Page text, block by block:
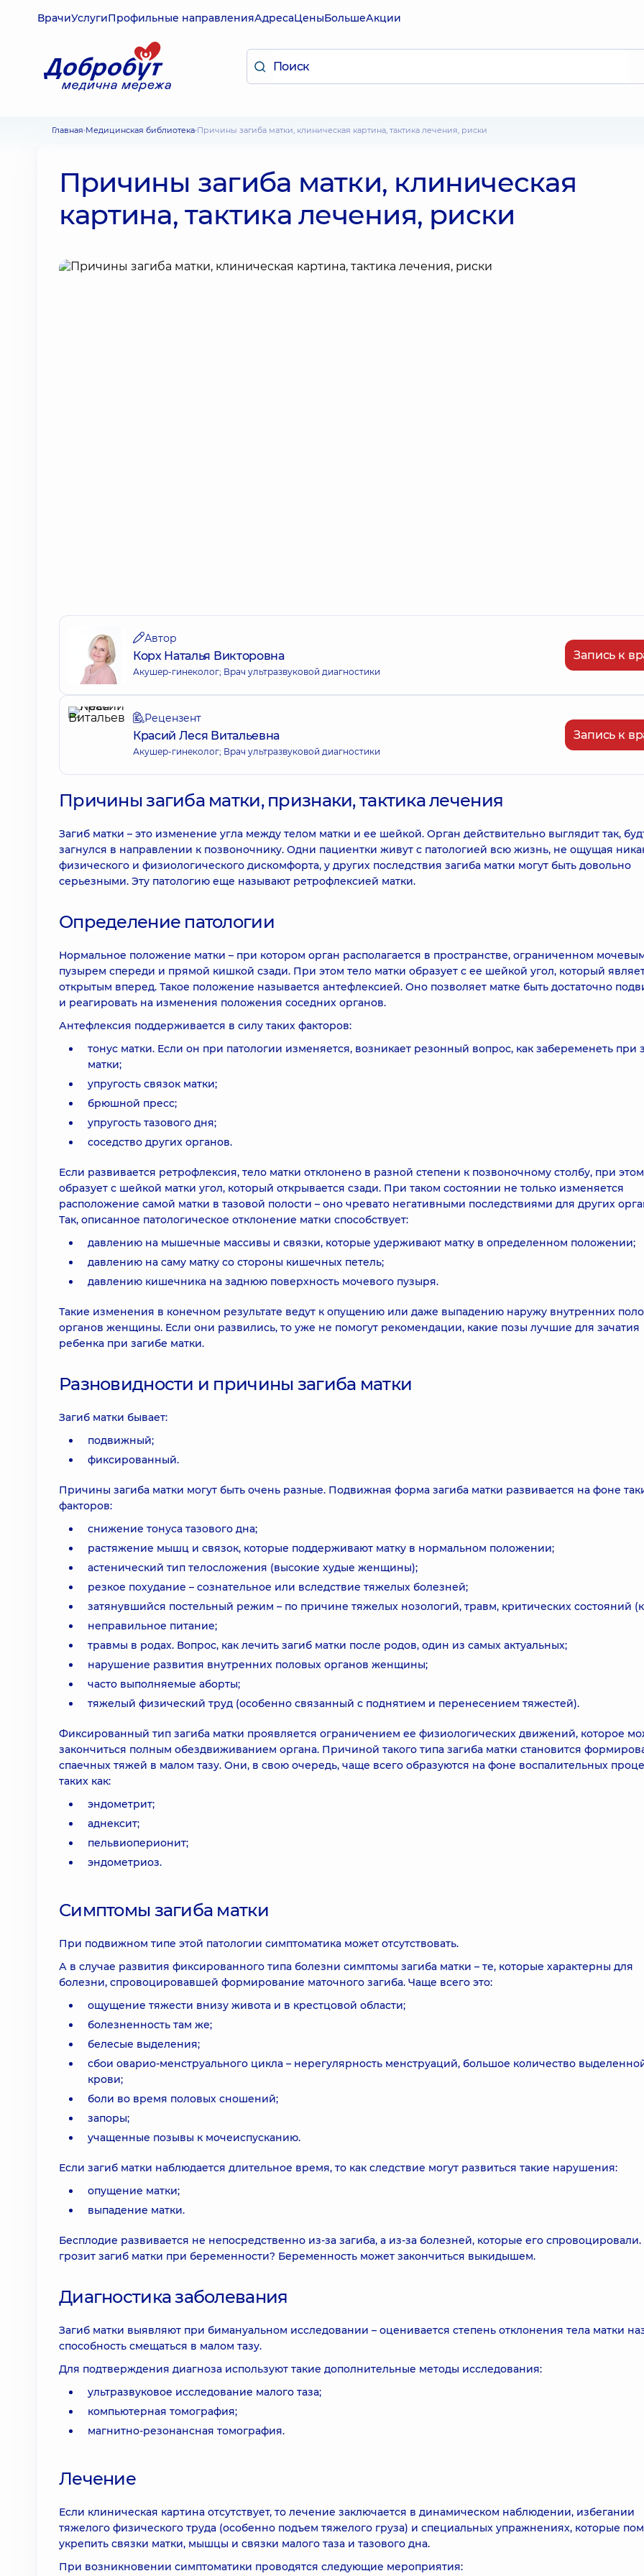
ВрачиУслугиПрофильные направленияАдресаЦеныБольшеАкции
Главная Медицинская библиотека Причины загиба матки, клиническая картина, тактика лечения, риски
Причины загиба матки, клиническая
картина, тактика лечения, риски
Автор
Корх Наталья Викторовна
Акушер-гинеколог; Врач ультразвуковой диагностики
Запись к
Рецензент
Красий Леся Витальевна
Акушер-гинеколог; Врач ультразвуковой диагностики
Запись к
Причины загиба матки, признаки, тактика лечения
Загиб матки – это изменение угла между телом матки и ее шейкой. Орган действительно выглядит так,
загнулся в направлении к позвоночнику. Одни пациентки живут с патологией всю жизнь, не ощущая
физического и физиологического дискомфорта, у других последствия загиба матки могут быть довольно
серьезными. Эту патологию еще называют ретрофлексией матки.
Определение патологии
Нормальное положение матки – при котором орган располагается в пространстве, ограниченном
пузырем спереди и прямой кишкой сзади. При этом тело матки образует с ее шейкой угол, который
открытым вперед. Такое положение называется антефлексией. Оно позволяет матке быть достаточно
и реагировать на изменения положения соседних органов.
Антефлексия поддерживается в силу таких факторов:
тонус матки. Если он при патологии изменяется, возникает резонный вопрос, как забеременеть при
матки;
упругость связок матки;
брюшной пресс;
упругость тазового дня;
соседство других органов.
Если развивается ретрофлексия, тело матки отклонено в разной степени к позвоночному столбу, при
образует с шейкой матки угол, который открывается сзади. При таком состоянии не только изменяется
расположение самой матки в тазовой полости – оно чревато негативными последствиями для других
Так, описанное патологическое отклонение матки способствует:
давлению на мышечные массивы и связки, которые удерживают матку в определенном положении;
давлению на саму матку со стороны кишечных петель;
давлению кишечника на заднюю поверхность мочевого пузыря.
Такие изменения в конечном результате ведут к опущению или даже выпадению наружу внутренних
органов женщины. Если они развились, то уже не помогут рекомендации, какие позы лучшие для зачатия
ребенка при загибе матки.
Разновидности и причины загиба матки
Загиб матки бывает:
подвижный;
фиксированный.
Причины загиба матки могут быть очень разные. Подвижная форма загиба матки развивается на фоне
факторов:
снижение тонуса тазового дна;
растяжение мышц и связок, которые поддерживают матку в нормальном положении;
астенический тип телосложения (высокие худые женщины);
резкое похудание – сознательное или вследствие тяжелых болезней;
затянувшийся постельный режим – по причине тяжелых нозологий, травм, критических состояний
неправильное питание;
травмы в родах. Вопрос, как лечить загиб матки после родов, один из самых актуальных;
нарушение развития внутренних половых органов женщины;
часто выполняемые аборты;
тяжелый физический труд (особенно связанный с поднятием и перенесением тяжестей).
Фиксированный тип загиба матки проявляется ограничением ее физиологических движений, которое
закончиться полным обездвиживанием органа. Причиной такого типа загиба матки становится
спаечных тяжей в малом тазу. Они, в свою очередь, чаще всего образуются на фоне воспалительных
таких как:
эндометрит;
аднексит;
пельвиоперионит;
эндометриоз.
Симптомы загиба матки
При подвижном типе этой патологии симптоматика может отсутствовать.
А в случае развития фиксированного типа болезни симптомы загиба матки – те, которые характерны для
болезни, спровоцировавшей формирование маточного загиба. Чаще всего это:
ощущение тяжести внизу живота и в крестцовой области;
болезненность там же;
белесые выделения;
сбои оварио-менструального цикла – нерегулярность менструаций, большое количество
крови;
боли во время половых сношений;
запоры;
учащенные позывы к мочеиспусканию.
Если загиб матки наблюдается длительное время, то как следствие могут развиться такие нарушения:
опущение матки;
выпадение матки.
Бесплодие развивается не непосредственно из-за загиба, а из-за болезней, которые его
грозит загиб матки при беременности? Беременность может закончиться выкидышем.
Диагностика заболевания
Загиб матки выявляют при бимануальном исследовании – оценивается степень отклонения тела матки
способность смещаться в малом тазу.
Для подтверждения диагноза используют такие дополнительные методы исследования:
ультразвуковое исследование малого таза;
компьютерная томография;
магнитно-резонансная томография.
Лечение
Если клиническая картина отсутствует, то лечение заключается в динамическом наблюдении, избегании
тяжелого физического труда (особенно подъем тяжелого груза) и специальных упражнениях, которые
укрепить связки матки, мышцы и связки малого таза и тазового дна.
При возникновении симптоматики проводятся следующие мероприятия: